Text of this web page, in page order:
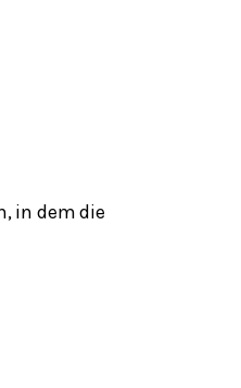
in dem die